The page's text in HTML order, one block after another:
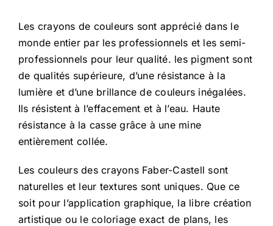
Les crayons de couleurs sont apprécié dans le
monde entier par les professionnels et les semi-
professionnels pour leur qualité. les pigment sont
de qualités supérieure, d’une résistance à la
lumière et d’une brillance de couleurs inégalées.
Ils résistent à l’effacement et à l’eau. Haute
résistance à la casse grâce à une mine
entièrement collée.
Les couleurs des crayons Faber-Castell sont
naturelles et leur textures sont uniques. Que ce
soit pour l’application graphique, la libre création
artistique ou le coloriage exact de plans, les